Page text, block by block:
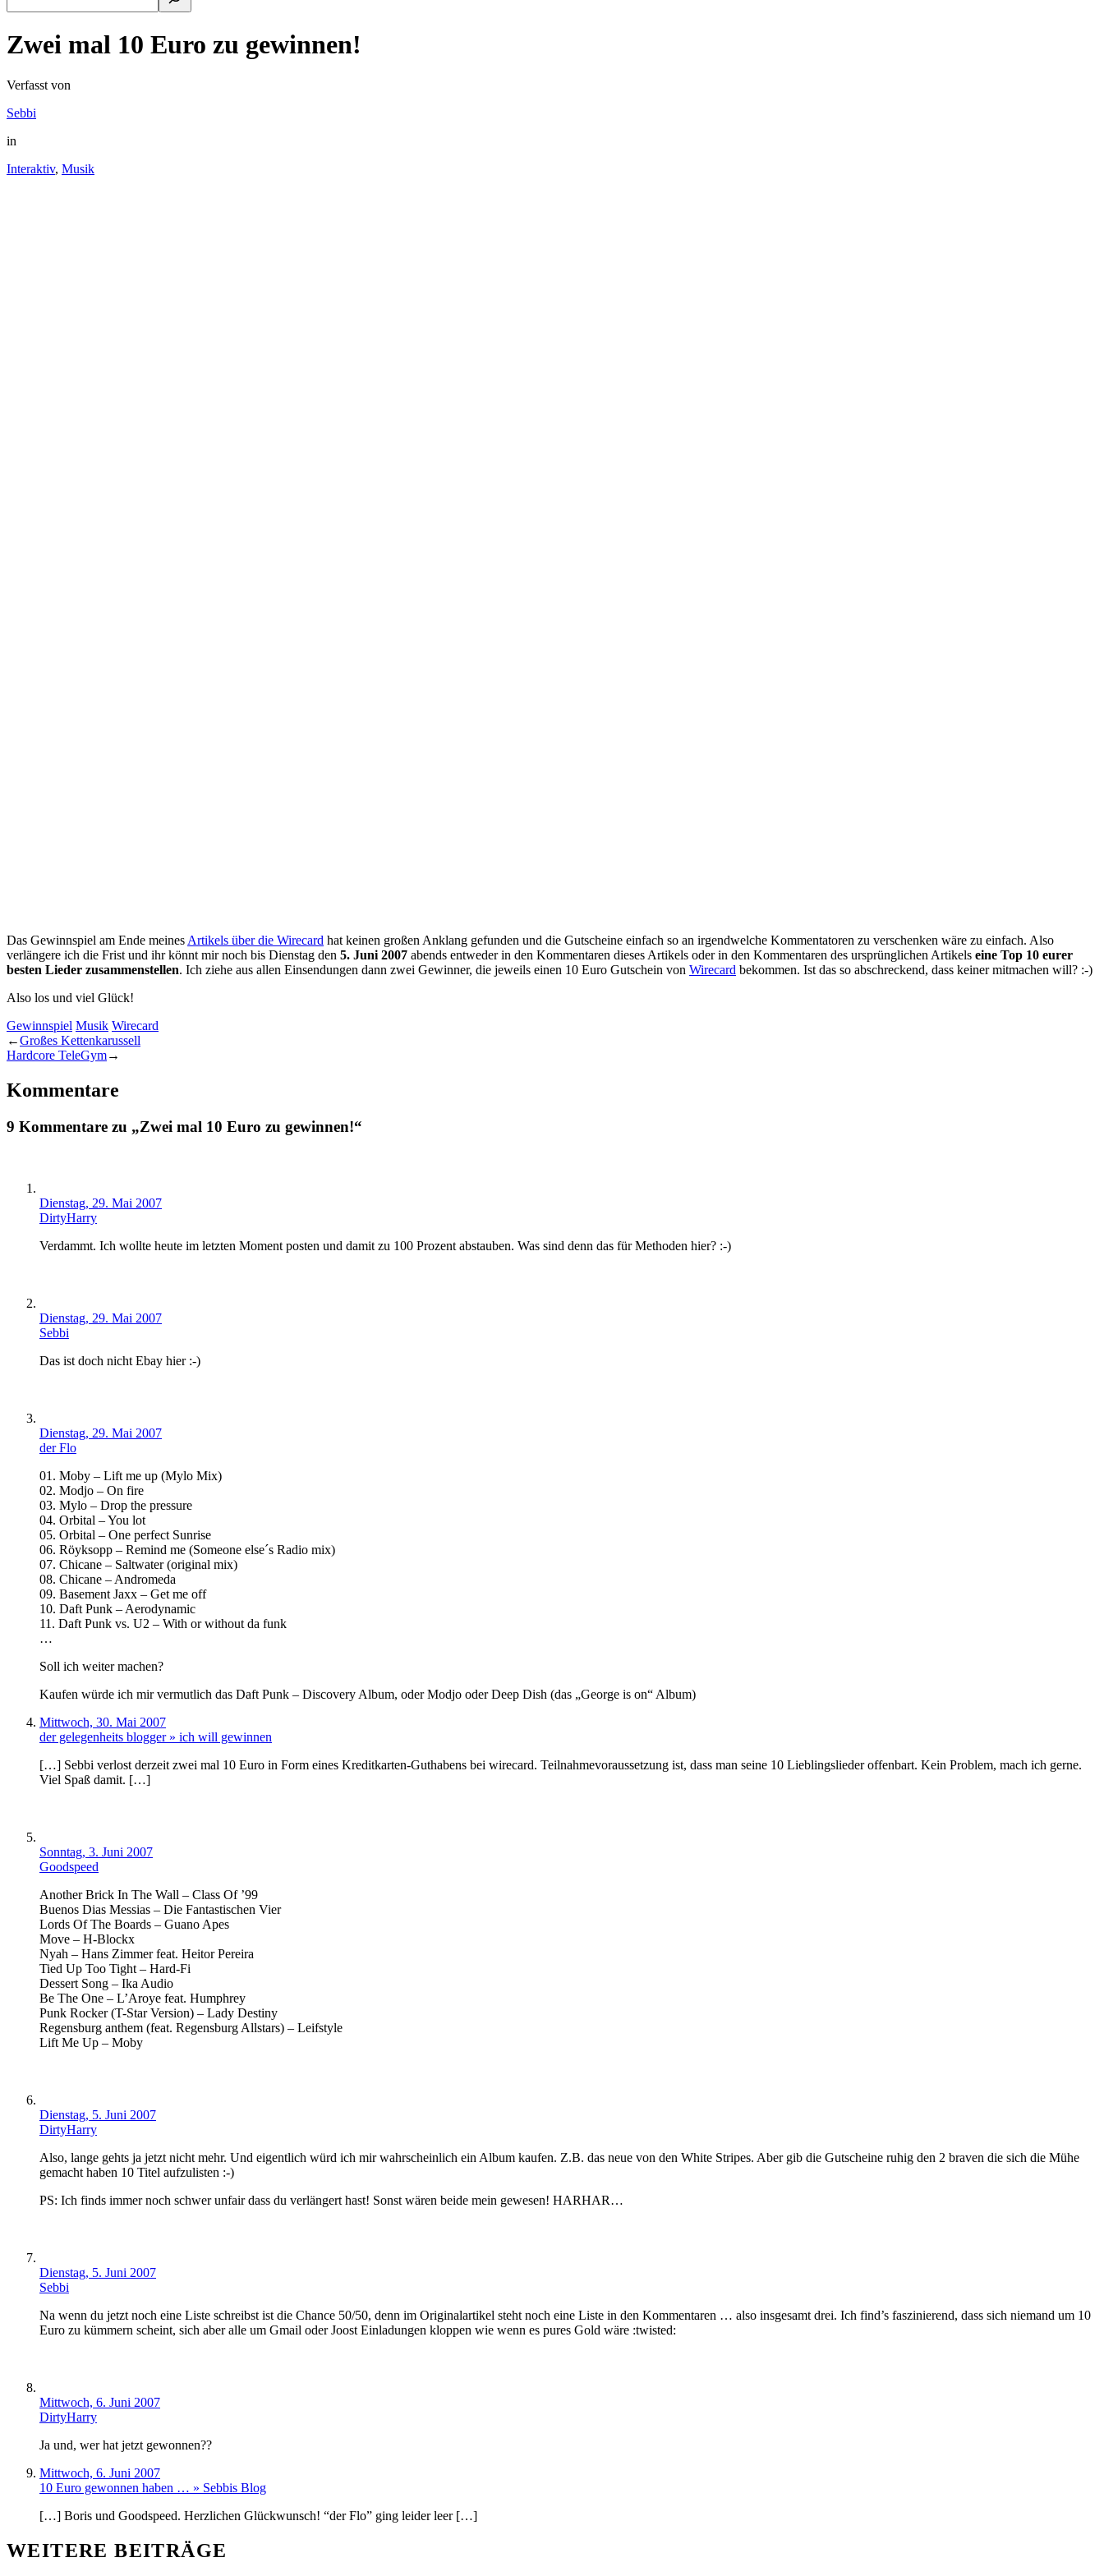
Zwei mal 10 Euro zu gewinnen!
Verfasst von
Sebbi
in
Interaktiv, Musik
Das Gewinnspiel am Ende meines Artikels über die Wirecard hat keinen großen Anklang gefunden und die Gutscheine einfach so an irgendwelche Kommentatoren zu verschenken wäre zu einfach. Also
verlängere ich die Frist und ihr könnt mir noch bis Dienstag den 5. Juni 2007 abends entweder in den Kommentaren dieses Artikels oder in den Kommentaren des ursprünglichen Artikels eine Top 10 eurer
besten Lieder zusammenstellen. Ich ziehe aus allen Einsendungen dann zwei Gewinner, die jeweils einen 10 Euro Gutschein von Wirecard bekommen. Ist das so abschreckend, dass keiner mitmachen will? :-)
Also los und viel Glück!
Gewinnspiel Musik Wirecard
←Großes Kettenkarussell
Hardcore TeleGym→
Kommentare
9 Kommentare zu „Zwei mal 10 Euro zu gewinnen!“
Dienstag, 29. Mai 2007
DirtyHarry
Verdammt. Ich wollte heute im letzten Moment posten und damit zu 100 Prozent abstauben. Was sind denn das für Methoden hier? :-)
Dienstag, 29. Mai 2007
Sebbi
Das ist doch nicht Ebay hier :-)
Dienstag, 29. Mai 2007
der Flo
01. Moby – Lift me up (Mylo Mix)
02. Modjo – On fire
03. Mylo – Drop the pressure
04. Orbital – You lot
05. Orbital – One perfect Sunrise
06. Röyksopp – Remind me (Someone else´s Radio mix)
07. Chicane – Saltwater (original mix)
08. Chicane – Andromeda
09. Basement Jaxx – Get me off
10. Daft Punk – Aerodynamic
11. Daft Punk vs. U2 – With or without da funk
…
Soll ich weiter machen?
Kaufen würde ich mir vermutlich das Daft Punk – Discovery Album, oder Modjo oder Deep Dish (das „George is on“ Album)
Mittwoch, 30. Mai 2007
der gelegenheits blogger » ich will gewinnen
[…] Sebbi verlost derzeit zwei mal 10 Euro in Form eines Kreditkarten-Guthabens bei wirecard. Teilnahmevoraussetzung ist, dass man seine 10 Lieblingslieder offenbart. Kein Problem, mach ich gerne.
Viel Spaß damit. […]
Sonntag, 3. Juni 2007
Goodspeed
Another Brick In The Wall – Class Of ’99
Buenos Dias Messias – Die Fantastischen Vier
Lords Of The Boards – Guano Apes
Move – H-Blockx
Nyah – Hans Zimmer feat. Heitor Pereira
Tied Up Too Tight – Hard-Fi
Dessert Song – Ika Audio
Be The One – L’Aroye feat. Humphrey
Punk Rocker (T-Star Version) – Lady Destiny
Regensburg anthem (feat. Regensburg Allstars) – Leifstyle
Lift Me Up – Moby
Dienstag, 5. Juni 2007
DirtyHarry
Also, lange gehts ja jetzt nicht mehr. Und eigentlich würd ich mir wahrscheinlich ein Album kaufen. Z.B. das neue von den White Stripes. Aber gib die Gutscheine ruhig den 2 braven die sich die Mühe
gemacht haben 10 Titel aufzulisten :-)
PS: Ich finds immer noch schwer unfair dass du verlängert hast! Sonst wären beide mein gewesen! HARHAR…
Dienstag, 5. Juni 2007
Sebbi
Na wenn du jetzt noch eine Liste schreibst ist die Chance 50/50, denn im Originalartikel steht noch eine Liste in den Kommentaren … also insgesamt drei. Ich find’s faszinierend, dass sich niemand um 10
Euro zu kümmern scheint, sich aber alle um Gmail oder Joost Einladungen kloppen wie wenn es pures Gold wäre :twisted:
Mittwoch, 6. Juni 2007
DirtyHarry
Ja und, wer hat jetzt gewonnen??
Mittwoch, 6. Juni 2007
10 Euro gewonnen haben … » Sebbis Blog
[…] Boris und Goodspeed. Herzlichen Glückwunsch! “der Flo” ging leider leer […]
WEITERE BEITRÄGE